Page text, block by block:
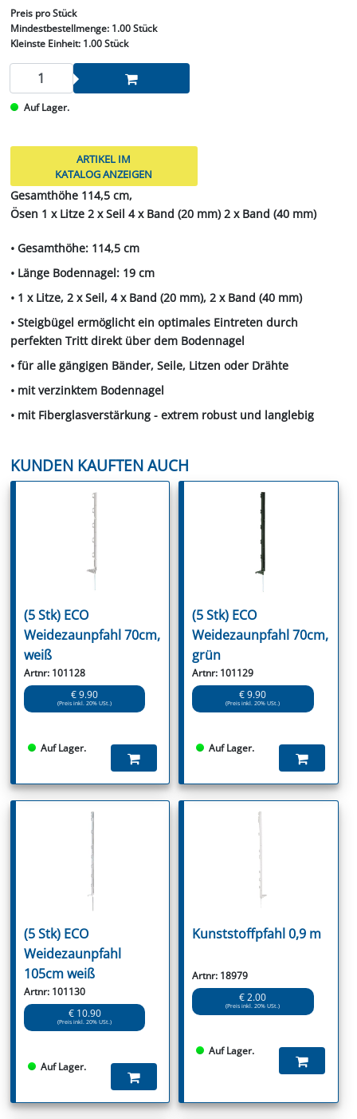
Preis pro Stück
Mindestbestellmenge: 1.00 Stück
Kleinste Einheit:1.00 Stück
Auf Lager.
ARTIKEL IM
KATALOG ANZEIGEN
Gesamthöhe 114,5 cm,
Ösen 1 x Litze 2 x Seil 4 x Band (20 mm) 2 x Band (40 mm)
• Gesamthöhe: 114,5 cm
• Länge Bodennagel: 19 cm
• 1 x Litze, 2 x Seil, 4 x Band (20 mm), 2 x Band (40 mm)
• Steigbügel ermöglicht ein optimales Eintreten durch
perfekten Tritt direkt über dem Bodennagel
• für alle gängigen Bänder, Seile, Litzen oder Drähte
• mit verzinktem Bodennagel
• mit Fiberglasverstärkung - extrem robust und langlebig
KUNDEN KAUFTEN AUCH
(5 Stk) ECO
Weidezaunpfahl 70cm,
weiß
Artnr: 101128
€ 9.90
(Preis inkl. 20% USt.)
Auf Lager.
(5 Stk) ECO
Weidezaunpfahl 70cm,
grün
Artnr: 101129
€ 9.90
(Preis inkl. 20% USt.)
Auf Lager.
(5 Stk) ECO
Weidezaunpfahl
105cm weiß
Artnr: 101130
€ 10.90
(Preis inkl. 20% USt.)
Auf Lager.
Kunststoffpfahl 0,9 m
Artnr: 18979
€ 2.00
(Preis inkl. 20% USt.)
Auf Lager.